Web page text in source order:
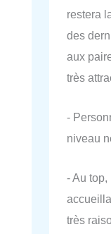
restera
des
aux
très
-
niveau
- Au
très